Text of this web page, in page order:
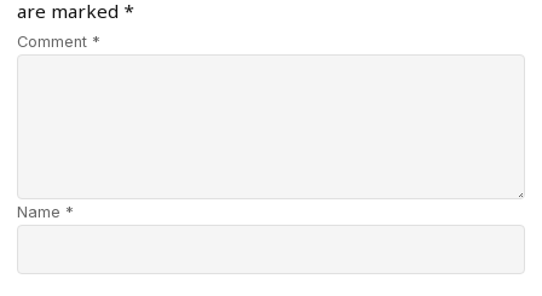
are marked *
Comment *
Name *